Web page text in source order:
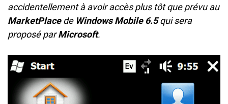
accidentellement à avoir accès plus tôt que prévu au
MarketPlacede Windows Mobile 6.5qui sera
proposé parMicrosoft.